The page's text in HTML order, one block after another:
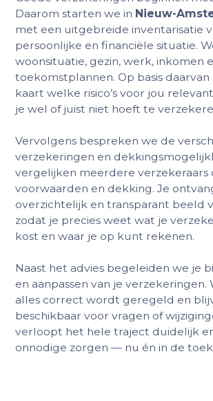
Daarom starten we in Nieuw-
met een uitgebreide inventarisatie
persoonlijke en financiële situatie.
woonsituatie, gezin, werk, inkomen
toekomstplannen. Op basis
kaart welke risico’s voor jou
je wel of juist niet hoeft te
Vervolgens bespreken we de
verzekeringen en
vergelijken meerdere verzekeraars
voorwaarden en dekking. Je
overzichtelijk en transparant beeld
zodat je precies weet wat je
kost en waar je op kunt rekenen.
Naast het advies begeleiden we je
en aanpassen van je verzekeringen.
alles correct wordt geregeld en
beschikbaar voor vragen of
verloopt het hele traject duidelijk
onnodige zorgen — nu én in de